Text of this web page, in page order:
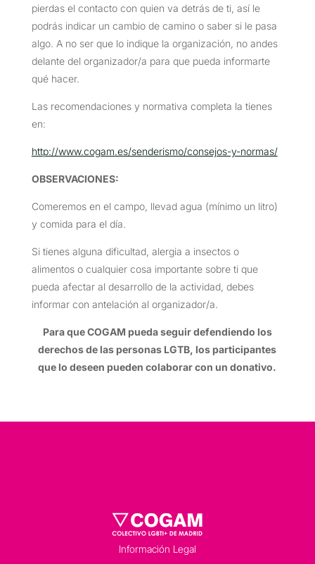
pierdas el contacto con quien va detrás de ti, así le
podrás indicar un cambio de camino o saber si le pasa
algo. A no ser que lo indique la organización, no andes
delante del organizador/a para que pueda informarte
qué hacer.
Las recomendaciones y normativa completa la tienes
en:
http://www.cogam.es/senderismo/consejos-y-normas/
OBSERVACIONES:
Comeremos en el campo, llevad agua (mínimo un litro)
y comida para el día.
Si tienes alguna dificultad, alergia a insectos o
alimentos o cualquier cosa importante sobre ti que
pueda afectar al desarrollo de la actividad, debes
informar con antelación al organizador/a.
Para que COGAM pueda seguir defendiendo los
derechos de las personas LGTB, los participantes
que lo deseen pueden colaborar con un donativo.
Información Legal